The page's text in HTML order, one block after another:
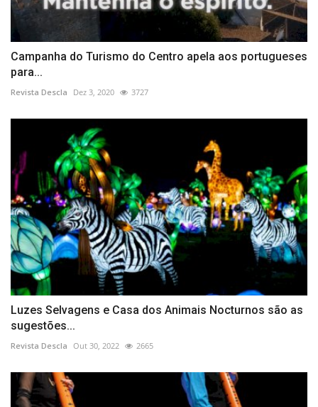
Campanha do Turismo do Centro apela aos portugueses
para...
Revista Descla Dez 3, 2020 3727
Luzes Selvagens e Casa dos Animais Nocturnos são as
sugestões...
Revista Descla Out 30, 2022 2665